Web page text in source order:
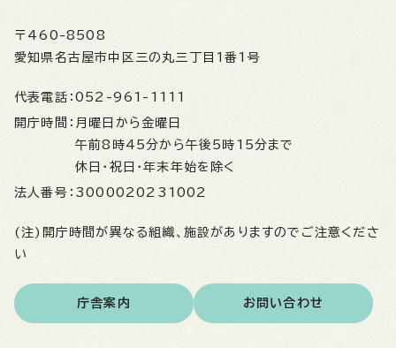
〒460-8508
愛知県名古屋市中区三の丸三丁目1番1号
代表電話： 052-961-1111
開庁時間： 月曜日から金曜日
午前8時45分から午後5時15分まで
休日・祝日・年末年始を除く
法人番号： 3000020231002
(注)開庁時間が異なる組織、施設がありますのでご注意くださ
い
庁舎案内 お問い合わせ